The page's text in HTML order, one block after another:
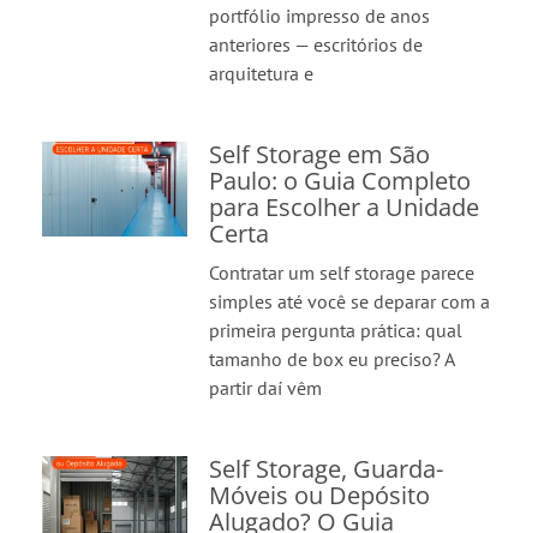
portfólio impresso de anos
anteriores — escritórios de
arquitetura e
Self Storage em São
Paulo: o Guia Completo
para Escolher a Unidade
Certa
Contratar um self storage parece
simples até você se deparar com a
primeira pergunta prática: qual
tamanho de box eu preciso? A
partir daí vêm
Self Storage, Guarda-
Móveis ou Depósito
Alugado? O Guia